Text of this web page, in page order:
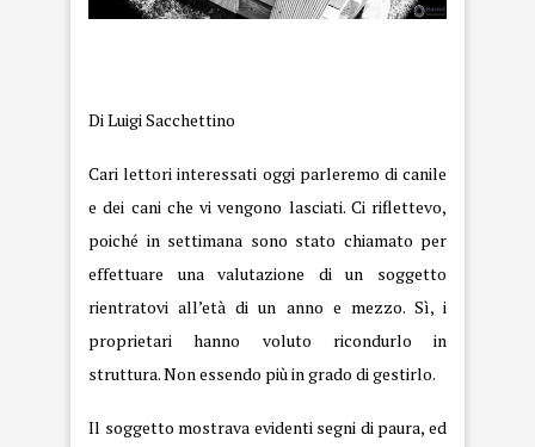
Di Luigi Sacchettino
Cari lettori interessati oggi parleremo di canile
e dei cani che vi vengono lasciati. Ci riflettevo,
poiché in settimana sono stato chiamato per
effettuare una valutazione di un soggetto
rientratovi all’età di un anno e mezzo. Sì, i
proprietari hanno voluto ricondurlo in
struttura. Non essendo più in grado di gestirlo.
Il soggetto mostrava evidenti segni di paura, ed